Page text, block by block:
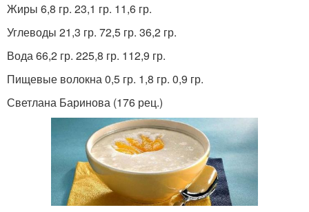
Жиры 6,8 гр. 23,1 гр. 11,6 гр.
Углеводы 21,3 гр. 72,5 гр. 36,2 гр.
Вода 66,2 гр. 225,8 гр. 112,9 гр.
Пищевые волокна 0,5 гр. 1,8 гр. 0,9 гр.
Светлана Баринова (176 рец.)